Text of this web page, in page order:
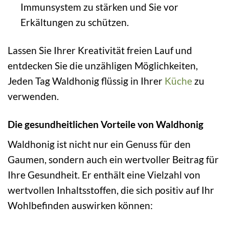
Immunsystem zu stärken und Sie vor
Erkältungen zu schützen.
Lassen Sie Ihrer Kreativität freien Lauf und
entdecken Sie die unzähligen Möglichkeiten,
Jeden Tag Waldhonig flüssig in Ihrer Küche zu
verwenden.
Die gesundheitlichen Vorteile von Waldhonig
Waldhonig ist nicht nur ein Genuss für den
Gaumen, sondern auch ein wertvoller Beitrag für
Ihre Gesundheit. Er enthält eine Vielzahl von
wertvollen Inhaltsstoffen, die sich positiv auf Ihr
Wohlbefinden auswirken können: